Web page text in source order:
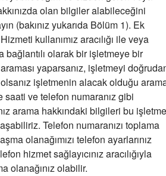
olan bilgiler alabileceğini
(bakınız yukarıda Bölüm 1). Ek
kullanımız aracılığı ile veya
bağlantılı olarak bir işletmeye bir
yaparsanız, işletmeyi
olsanız işletmenin alacak olduğu
saati ve telefon numaranız gibi
arama hakkındaki bilgileri bu işletme
Telefon numaranızı toplama
olanağımızı telefon ayarlarınız
hizmet sağlayıcınız aracılığıyla
olanağınız olabilir.